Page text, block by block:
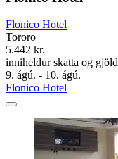
Flonico Hotel
Tororo
5.442 kr.
inniheldur skatta og gjöld
9. ágú. - 10. ágú.
Flonico Hotel